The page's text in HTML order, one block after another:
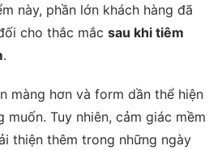
này, phần lớn khách hàng đã
cho thắc mắc sau khi tiêm
.
màng hơn và form dần thể hiện
muốn. Tuy nhiên, cảm giác mềm
thiện thêm trong những ngày